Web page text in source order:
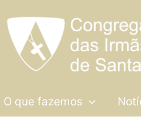
O que fazemos